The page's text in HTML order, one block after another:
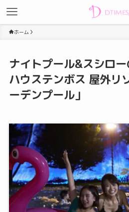
ホーム
ナイトプール&スシロ
ハウステンボス 屋外リ
ーデンプール」